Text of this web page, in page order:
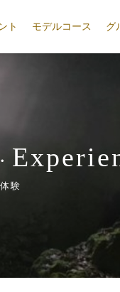
ト モデルコース グ
・
験